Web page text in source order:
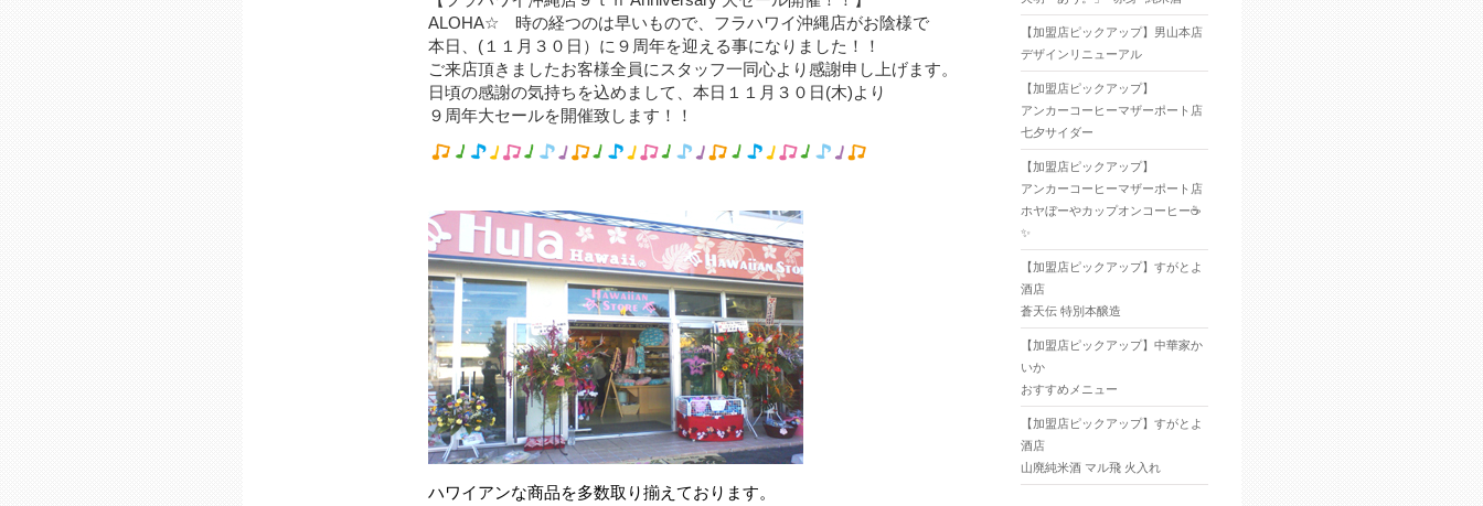
ALOHA☆ 時の経つのは早いもので、フラハワイ沖縄店がお陰様で
本日、(１１月３０日）に９周年を迎える事になりました！！
ご来店頂きましたお客様全員にスタッフ一同心より感謝申し上げます。
日頃の感謝の気持ちを込めまして、本日１１月３０日(木)より
９周年大セールを開催致します！！
ハワイアンな商品を多数取り揃えております。
【加盟店ピックアップ】男山本店
デザインリニューアル
【加盟店ピックアップ】
アンカーコーヒーマザーポート店
七夕サイダー
【加盟店ピックアップ】
アンカーコーヒーマザーポート店
ホヤぼーやカップオンコーヒー☕
✨
【加盟店ピックアップ】すがとよ
酒店
蒼天伝 特別本醸造
【加盟店ピックアップ】中華家か
いか
おすすめメニュー
【加盟店ピックアップ】すがとよ
酒店
山廃純米酒 マル飛 火入れ